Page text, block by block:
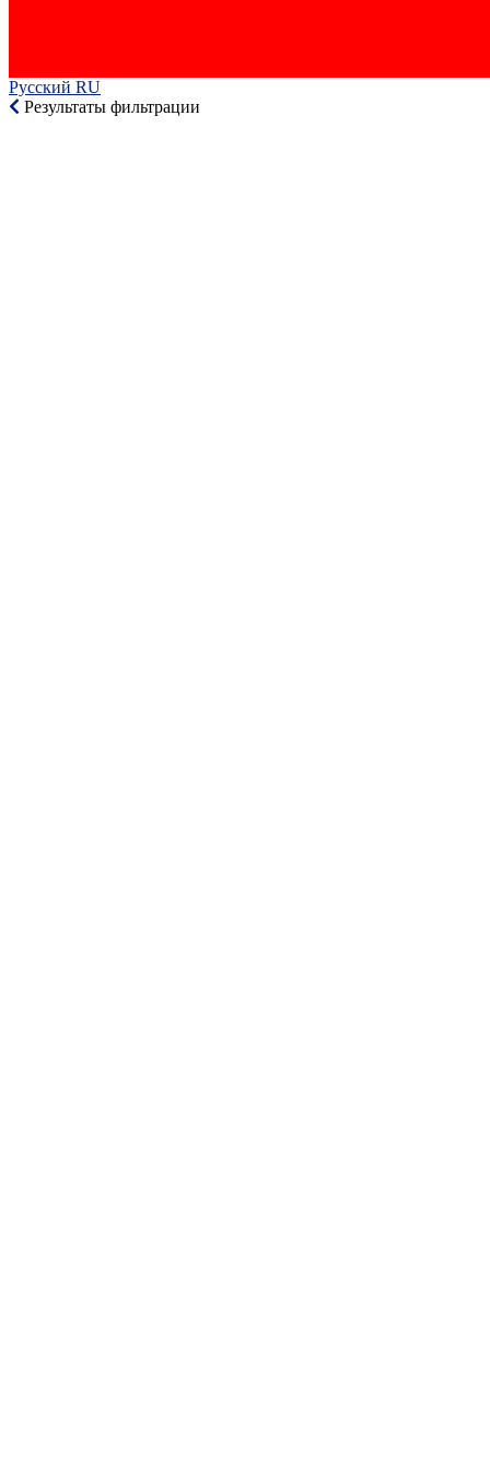
Русский RU‎
Результаты фильтрации